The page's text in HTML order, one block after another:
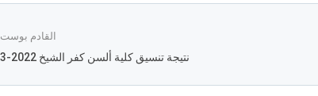
القادم بوست
نتيجة تنسيق كلية ألسن كفر الشيخ 2022-2023